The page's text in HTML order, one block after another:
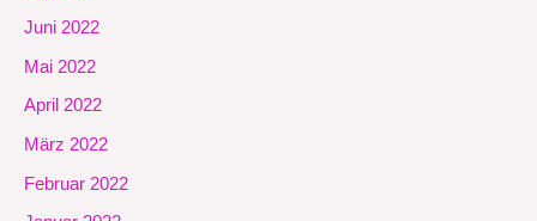
Juni 2022
Mai 2022
April 2022
März 2022
Februar 2022